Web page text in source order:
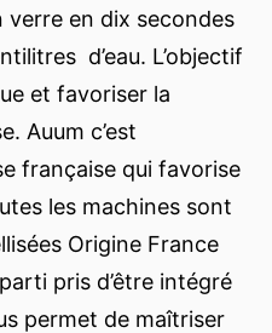
en dix secondes
d’eau. L’objectif
et favoriser la
Auum c’est
française qui favorise
les machines sont
Origine France
pris d’être intégré
permet de maîtriser